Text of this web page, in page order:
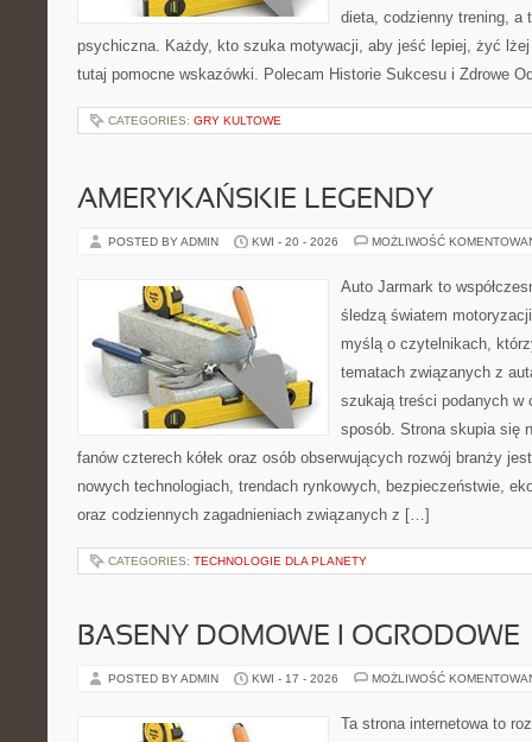
dieta, codzienny trening, a
psychiczna. Każdy, kto szuka motywacji, aby jeść lepiej, żyć
tutaj pomocne wskazówki. Polecam Historie Sukcesu i Zdrowe
CATEGORIES: GRY KULTOWE
AMERYKAŃSKIE LEGENDY
POSTED BY ADMIN KWI - 20 - 2026 MOŻLIWOŚĆ
Auto Jarmark to
śledzą światem
myślą o czytelnikach,
tematach związanych z
szukają treści podanych w
sposób. Strona skupia się
fanów czterech kółek oraz osób obserwujących rozwój branży
nowych technologiach, trendach rynkowych, bezpieczeństwie,
oraz codziennych zagadnieniach związanych z […]
CATEGORIES: TECHNOLOGIE DLA PLANETY
BASENY DOMOWE I OGRODOWE
POSTED BY ADMIN KWI - 17 - 2026 MOŻLIWOŚĆ
Ta strona internetowa to